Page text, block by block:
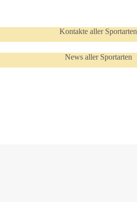
Kontakte aller Sportarten
News aller Sportarten